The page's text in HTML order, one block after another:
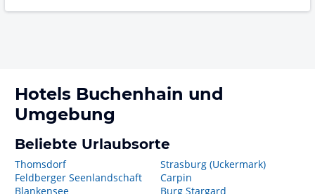
Hotels Buchenhain und
Umgebung
Beliebte Urlaubsorte
Thomsdorf
Feldberger Seenlandschaft
Blankensee
Strasburg (Uckermark)
Carpin
Burg Stargard